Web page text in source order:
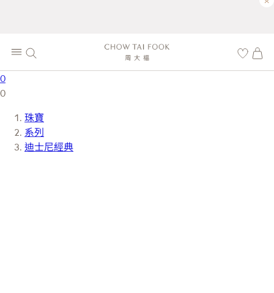
0
0
珠寶
系列
迪士尼經典